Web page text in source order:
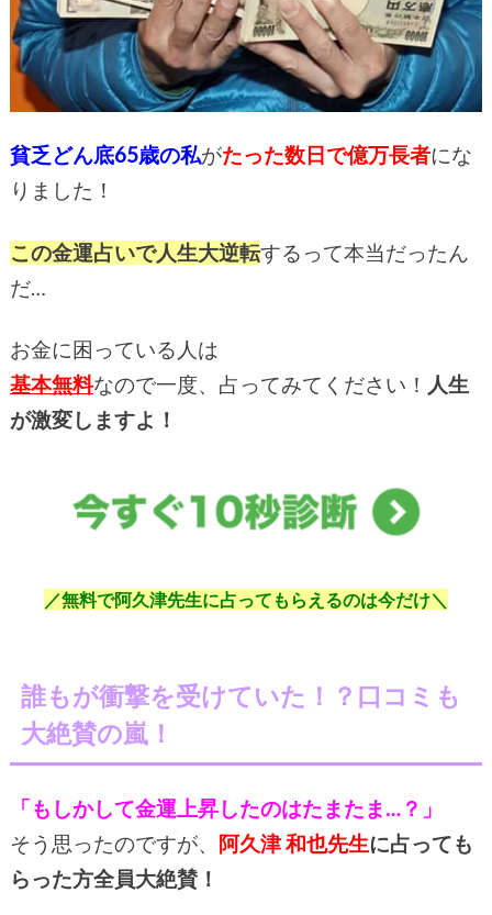
貧乏どん底65歳の私がたった数日で億万長者にな
りました！
この金運占いで人生大逆転するって本当だったん
だ…
お金に困っている人は
基本無料なので一度、占ってみてください！ 人生
が激変しますよ！
／無料で阿久津先生に占ってもらえるのは今だけ＼
誰もが衝撃を受けていた！？口コミも
大絶賛の嵐！
「もしかして金運上昇したのはたまたま…？」
そう思ったのですが、
阿久津 和也先生に占っても
らった方全員大絶賛！